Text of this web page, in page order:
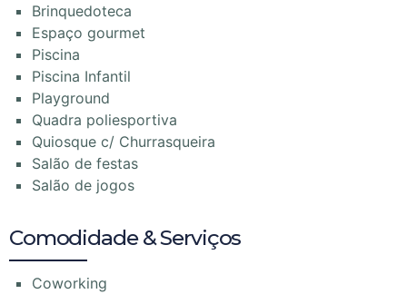
Brinquedoteca
Espaço gourmet
Piscina
Piscina Infantil
Playground
Quadra poliesportiva
Quiosque c/ Churrasqueira
Salão de festas
Salão de jogos
Comodidade & Serviços
Coworking